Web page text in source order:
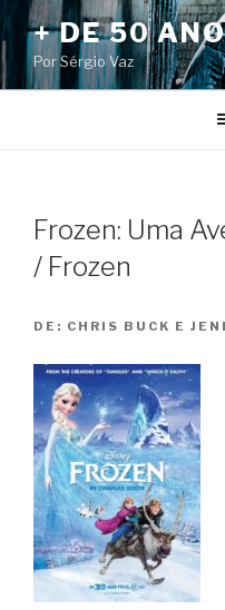
Pular
para
o
conteúdo
+ DE 50
Por Sérgio Vaz
Frozen: Uma
/ Frozen
DE: CHRIS BUCK E